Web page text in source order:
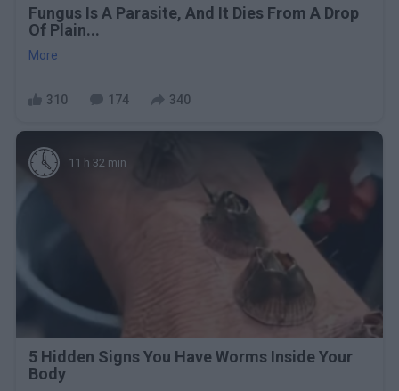
Fungus Is A Parasite, And It Dies From A Drop
Of Plain...
More
310 174 340
11 h 32 min
5 Hidden Signs You Have Worms Inside Your
Body